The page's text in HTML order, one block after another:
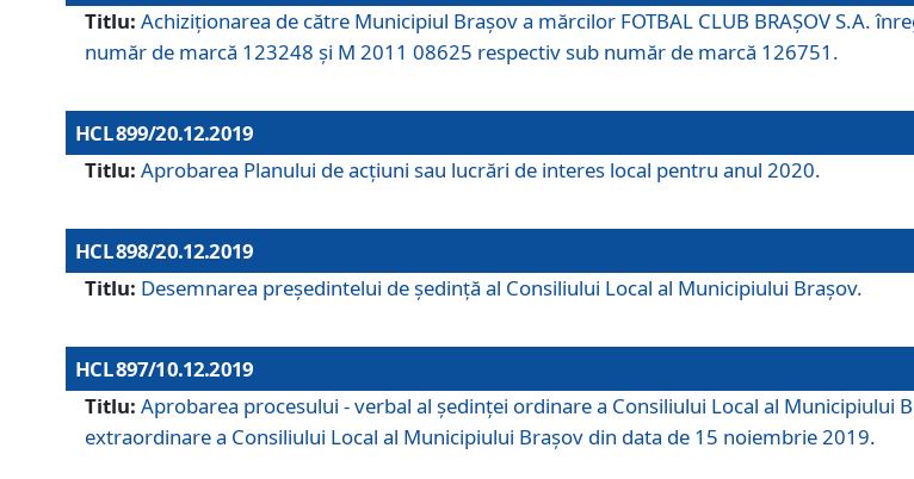
Titlu: Achiziționarea de către Municipiul Brașov a mărcilor FOTBAL CLUB BRAȘOV S.A.
număr de marcă 123248 și M 2011 08625 respectiv sub număr de marcă 126751.
HCL 899/20.12.2019
Titlu: Aprobarea Planului de acţiuni sau lucrări de interes local pentru anul 2020.
HCL 898/20.12.2019
Titlu: Desemnarea preşedintelui de şedinţă al Consiliului Local al Municipiului Braşov.
HCL 897/10.12.2019
Titlu: Aprobarea procesului - verbal al şedinţei ordinare a Consiliului Local al
extraordinare a Consiliului Local al Municipiului Brașov din data de 15 noiembrie 2019.